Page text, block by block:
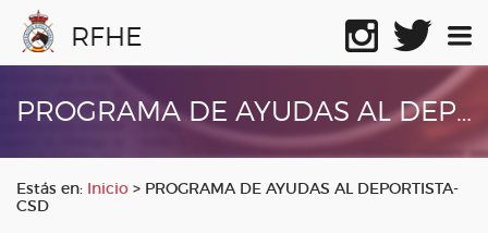
RFHE
PROGRAMA DE AYUDAS AL DEPORTISTA-CSD
Estás en: Inicio > PROGRAMA DE AYUDAS AL DEPORTISTA-
CSD